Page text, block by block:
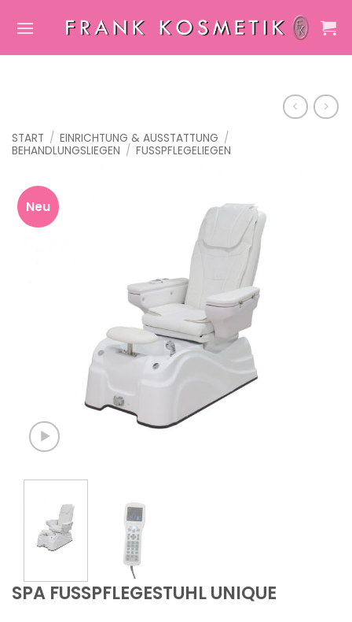
Inhalt
START / EINRICHTUNG & AUSSTATTUNG /
BEHANDLUNGSLIEGEN / FUSSPFLEGELIEGEN
Neu
SPA FUSSPFLEGESTUHL UNIQUE